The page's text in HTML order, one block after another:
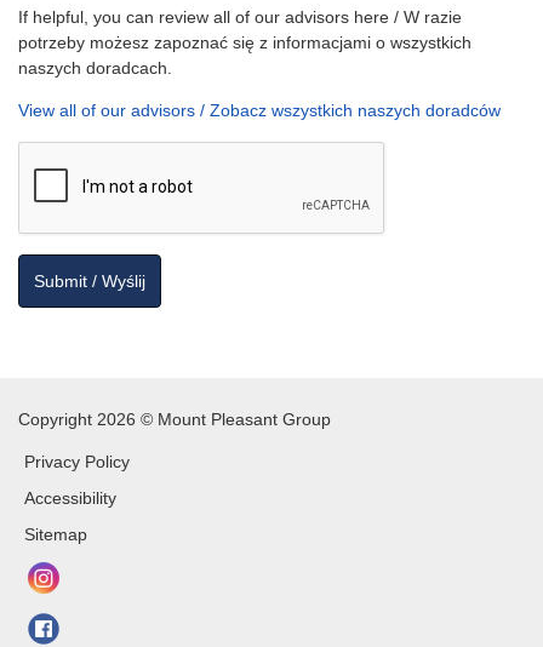
If helpful, you can review all of our advisors here / W razie
potrzeby możesz zapoznać się z informacjami o wszystkich
naszych doradcach.
View all of our advisors / Zobacz wszystkich naszych doradców
Copyright 2026 © Mount Pleasant Group
Privacy Policy
Accessibility
Sitemap